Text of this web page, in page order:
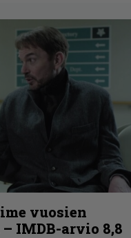
vuosien
IMDB-arvio 8,8